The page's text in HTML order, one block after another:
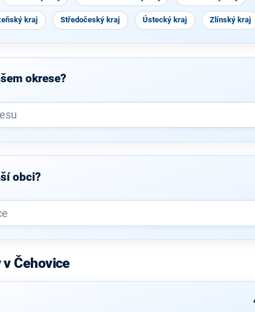
kraj Středočeský kraj Ústecký kraj Zlínský kraj
okrese?
obci?
Čehovice